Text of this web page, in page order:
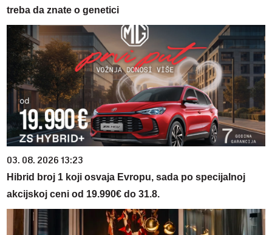
treba da znate o genetici
03. 08. 2026 13:23
Hibrid broj 1 koji osvaja Evropu, sada po specijalnoj
akcijskoj ceni od 19.990€ do 31.8.